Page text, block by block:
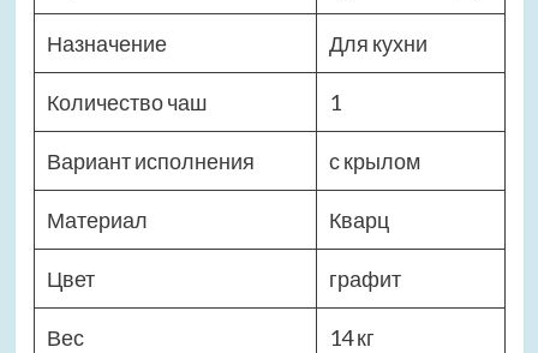
Назначение Для кухни
Количество чаш 1
Вариант исполнения с крылом
Материал Кварц
Цвет графит
Вес 14 кг